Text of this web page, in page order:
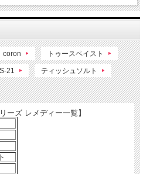
coron トゥースペイスト
21 ティッシュソルト
ーズ レメディー一覧】